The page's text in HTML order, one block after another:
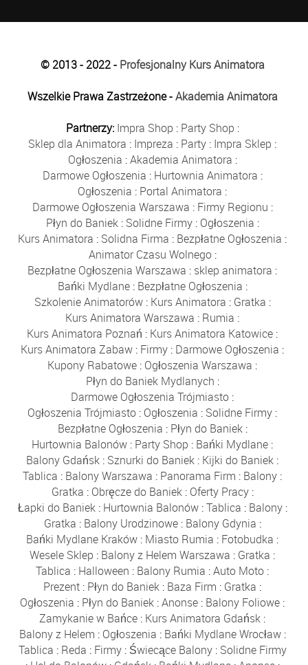
© 2013 - 2022 - Profesjonalny Kurs Animatora
Wszelkie Prawa Zastrzeżone -Akademia Animatora
Partnerzy: Impra Shop : Party Shop :
Sklep dla Animatora : Impreza : Party : Impra Sklep :
Ogłoszenia :Akademia Animatora :
Darmowe Ogłoszenia : Hurtownia Animatora :
Ogłoszenia : Portal Animatora :
Darmowe Ogłoszenia Warszawa : Firmy Regionu :
Płyn do Baniek: Solidne Firmy: Ogłoszenia :
Kurs Animatora : Solidna Firma : Bezpłatne Ogłoszenia :
Animator Czasu Wolnego:
Bezpłatne Ogłoszenia Warszawa : sklep animatora :
Bańki Mydlane: Bezpłatne Ogłoszenia :
Szkolenie Animatorów: Kurs Animatora : Gratka :
Kurs Animatora Warszawa : Rumia :
Kurs Animatora Poznań : Kurs Animatora Katowice :
Kurs Animatora Zabaw : Firmy : Darmowe Ogłoszenia :
Kupony Rabatowe : Ogłoszenia Warszawa :
Płyn do Baniek Mydlanych :
Darmowe Ogłoszenia Trójmiasto :
Ogłoszenia Trójmiasto : Ogłoszenia : Solidne Firmy :
Bezpłatne Ogłoszenia : Płyn do Baniek:
Hurtownia Balonów : Party Shop : Bańki Mydlane :
Balony Gdańsk : Sznurki do Baniek : Kijki do Baniek :
Tablica : Balony Warszawa : Panorama Firm : Balony :
Gratka : Obręcze do Baniek: Oferty Pracy:
Łapki do Baniek: Hurtownia Balonów:Tablica : Balony:
Gratka : Balony Urodzinowe: Balony Gdynia :
Bańki Mydlane Kraków : Miasto Rumia : Fotobudka :
Wesele Sklep : Balony z Helem Warszawa : Gratka :
Tablica : Halloween : Balony Rumia :Auto Moto :
Prezent : Płyn do Baniek : Baza Firm : Gratka :
Ogłoszenia : Płyn do Baniek :Anonse : Balony Foliowe :
Zamykanie w Bańce : Kurs Animatora Gdańsk :
Balony z Helem : Ogłoszenia : Bańki Mydlane Wrocław:
Tablica : Reda : Firmy: Świecące Balony: Solidne Firmy